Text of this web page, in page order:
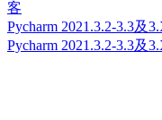
Pycharm 2021.3.2-3.3及
Pycharm 2021.3.2-3.3及